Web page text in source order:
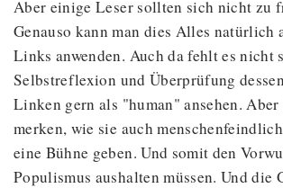
Aber einige Leser sollten sich nicht zu
Genauso kann man dies Alles natürlich
Links anwenden. Auch da fehlt es nicht
Selbstreflexion und Überprüfung
Linken gern als "human" ansehen.
merken, wie sie auch
eine Bühne geben. Und somit den
Populismus aushalten müssen. Und die